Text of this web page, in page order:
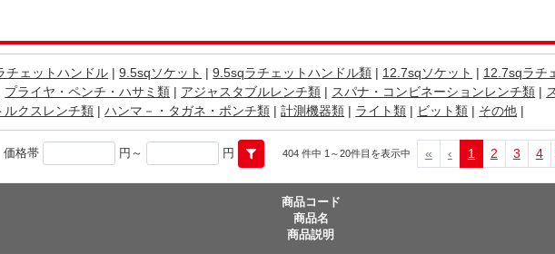
チェットハンドル | 9.5sqソケット | 9.5sqラチェットハンドル類 | 12.7sqソケット | 12.7sqラチ
プライヤ・ペンチ・ハサミ類 | アジャスタブルレンチ類 | スパナ・コンビネーションレンチ類 |
ルクスレンチ類 | ハンマ－・タガネ・ポンチ類 | 計測機器類 | ライト類 | ビット類 | その他 |
価格帯 円～ 円 404 件中 1～20件目を表示中 « ‹ 1 2 3 4
商品コード
商品名
商品説明